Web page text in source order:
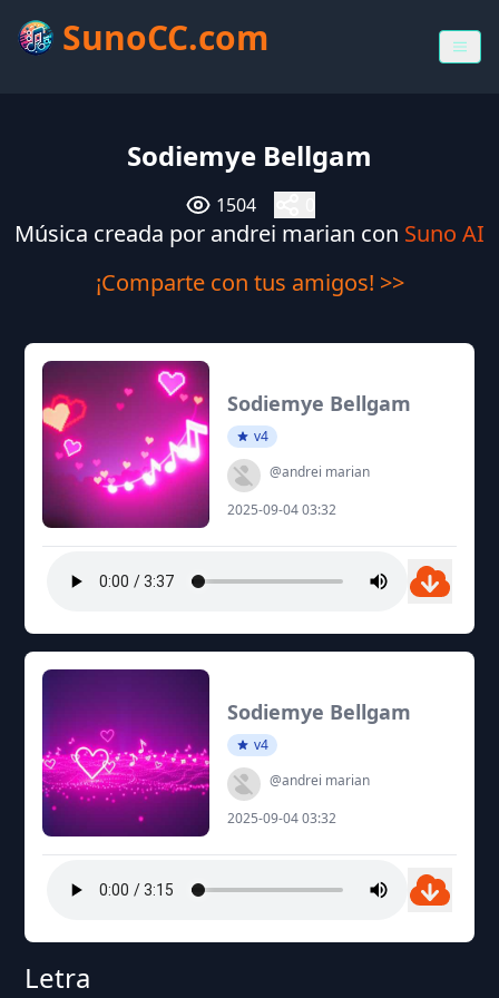
SunoCC.com
Sodiemye Bellgam
1504
Música creada por andrei marian con Suno AI
¡Comparte con tus amigos! >>
Sodiemye Bellgam
v4
@andrei marian
2025-09-04 03:32
Sodiemye Bellgam
v4
@andrei marian
2025-09-04 03:32
Letra